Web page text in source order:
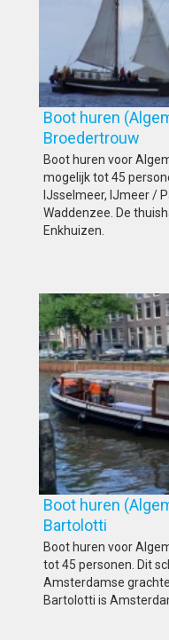
Boot huren
Boot huren voor
mogelijk tot 45
IJsselmeer, IJmeer /
Waddenzee. De
Enkhuizen.
Boot huren
Bartolotti
Boot huren voor
tot 45 personen. Dit
Amsterdamse
Bartolotti is